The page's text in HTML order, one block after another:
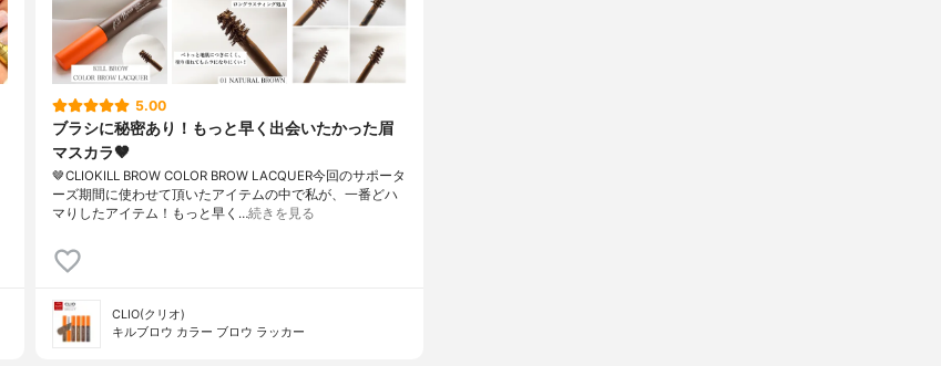
5.00
ブラシに秘密あり！もっと早く出会いたかった眉
マスカラ🤎
🤎CLIOKILL BROW COLOR BROW LACQUER今回のサポータ
ーズ期間に使わせて頂いたアイテムの中で私が、一番どハ
マりしたアイテム！もっと早く…続きを見る
CLIO(クリオ)
キルブロウ カラー ブロウ ラッカー